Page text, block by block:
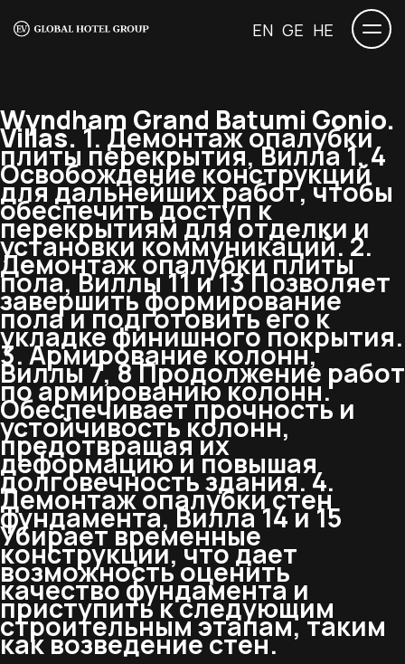
EN GE HE
Wyndham Grand Batumi Gonio.
Villas.1. Демонтаж опалубки
плиты перекрытия, Вилла 1, 4
Освобождение конструкций
для дальнейших работ, чтобы
обеспечить доступ к
перекрытиям для отделки и
установки коммуникаций. 2.
Демонтаж опалубки плиты
пола, Виллы 11 и 13 Позволяет
завершить формирование
пола и подготовить его к
укладке финишного покрытия.
3. Армирование колонн,
Виллы 7, 8 Продолжение работ
по армированию колонн.
Обеспечивает прочность и
устойчивость колонн,
предотвращая их
деформацию и повышая
долговечность здания. 4.
Демонтаж опалубки стен
фундамента, Вилла 14 и 15
Убирает временные
конструкции, что дает
возможность оценить
качество фундамента и
приступить к следующим
строительным этапам, таким
как возведение стен.